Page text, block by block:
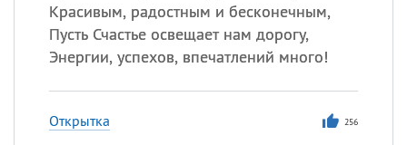
Красивым, радостным и бесконечным,
Пусть Счастье освещает нам дорогу,
Энергии, успехов, впечатлений много!
Открытка 256